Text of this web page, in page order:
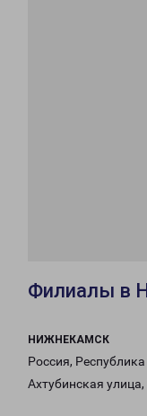
Филиалы в
НИЖНЕКАМСК
Россия,
Ахтубинская улица,